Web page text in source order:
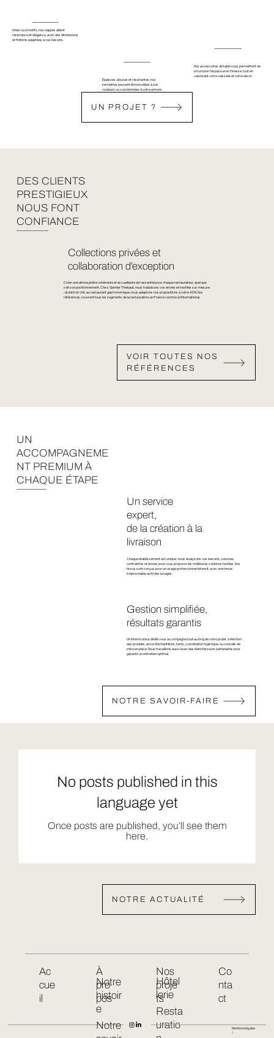
Unies ou à motifs, nos nappes allient
résistance et élégance, avec des dimensions
et finitions adaptées à vos besoins.
Épaisses, douces et résistantes, nos
serviettes peuvent être brodées à vos
couleurs ou coordonnées à votre univers.
Nos accessoires de table vous permettent de
structurer l’espace avec finesse, tout en
valorisant votre vaisselle et votre décor.
UN PROJET ?
DES CLIENTS
PRESTIGIEUX
NOUS FONT
CONFIANCE
Collections privées et
collaboration d’exception
Créer une atmosphère cohérente et accueillante est essentiel pour chaque restaurateur, quel que
soit son positionnement. Chez Garnier Thiebaut, nous traduisons vos envies en textiles sur-mesure
: du bistrot chic au restaurant gastronomique, nous adaptons nos propositions à votre ADN. Nos
références couvrent tous les segments de la restauration, en France comme à l’international.
VOIR TOUTES NOS
RÉFÉRENCES
UN
ACCOMPAGNEME
NT PREMIUM À
CHAQUE ÉTAPE
Un service
expert,
de la création à la
livraison
Chaque établissement est unique : nous analysons vos besoins, volumes,
contraintes et envies pour vous proposer les meilleures solutions textiles. Nos
tissus sont conçus pour un usage professionnel intensif, avec une tenue
irréprochable au fil des lavages.
Gestion simplifiée,
résultats garantis
Un interlocuteur dédié vous accompagne tout au long de votre projet : sélection
des produits, envoi d’échantillons, tests, coordination logistique, ou conseils de
mise en place. Nous travaillons aussi avec des blanchisseurs partenaires pour
garantir un entretien optimal.
NOTRE SAVOIR-FAIRE
No posts published in this
language yet
Once posts are published, you’ll see them
here.
NOTRE ACTUALITÉ
Ac
cue
il
À
pro
pos
Notre
histoir
e
Notre
Nos
proje
ts
Hôtel
lerie
Resta
uratio
Co
nta
ct
Mentions légales
/